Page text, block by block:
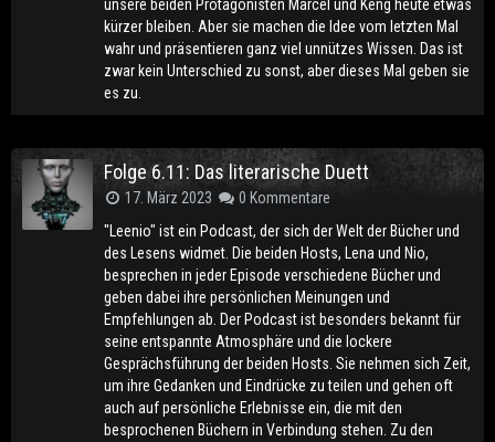
unsere beiden Protagonisten Marcel und Keng heute etwas
kürzer bleiben. Aber sie machen die Idee vom letzten Mal
wahr und präsentieren ganz viel unnützes Wissen. Das ist
zwar kein Unterschied zu sonst, aber dieses Mal geben sie
es zu.
Folge 6.11: Das literarische Duett
17. März 2023
0 Kommentare
"Leenio" ist ein Podcast, der sich der Welt der Bücher und
des Lesens widmet. Die beiden Hosts, Lena und Nio,
besprechen in jeder Episode verschiedene Bücher und
geben dabei ihre persönlichen Meinungen und
Empfehlungen ab. Der Podcast ist besonders bekannt für
seine entspannte Atmosphäre und die lockere
Gesprächsführung der beiden Hosts. Sie nehmen sich Zeit,
um ihre Gedanken und Eindrücke zu teilen und gehen oft
auch auf persönliche Erlebnisse ein, die mit den
besprochenen Büchern in Verbindung stehen. Zu den